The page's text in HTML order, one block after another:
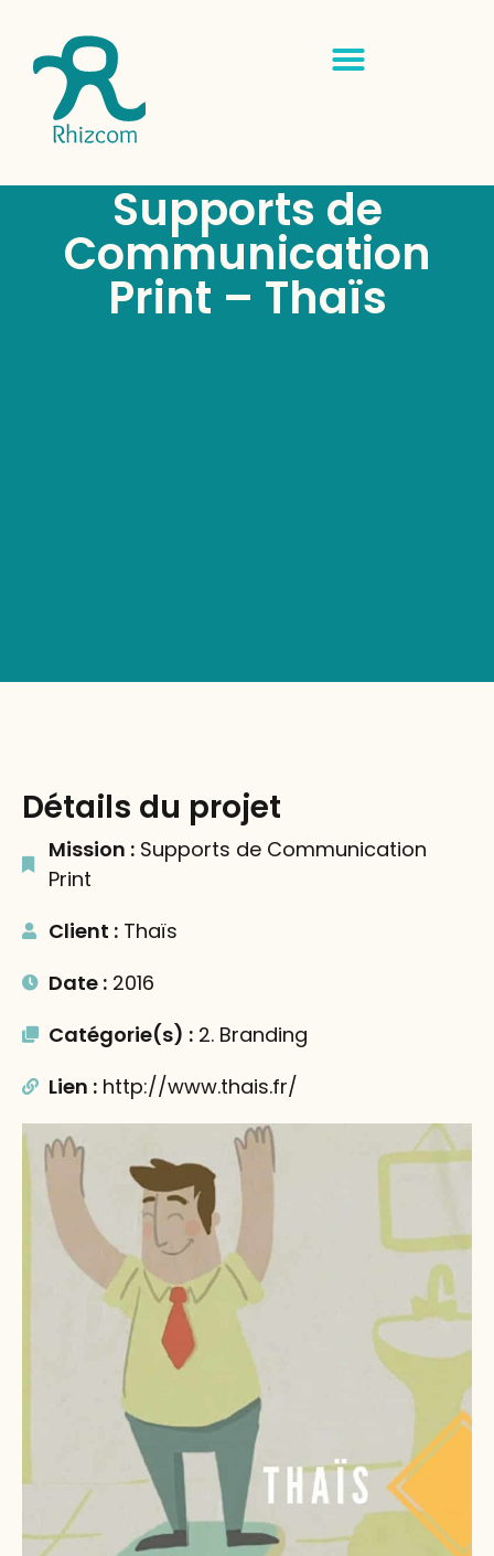
Supports de
Communication
Print – Thaïs
Détails du projet
Mission :Supports de Communication
Print
Client :Thaïs
Date :2016
Catégorie(s) :2. Branding
Lien :http://www.thais.fr/